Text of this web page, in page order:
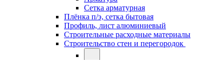
Сетка арматурная
Плёнка п/э, сетка бытовая
Профиль, лист алюминиевый
Строительные расходные материалы
Строительство стен и перегородок